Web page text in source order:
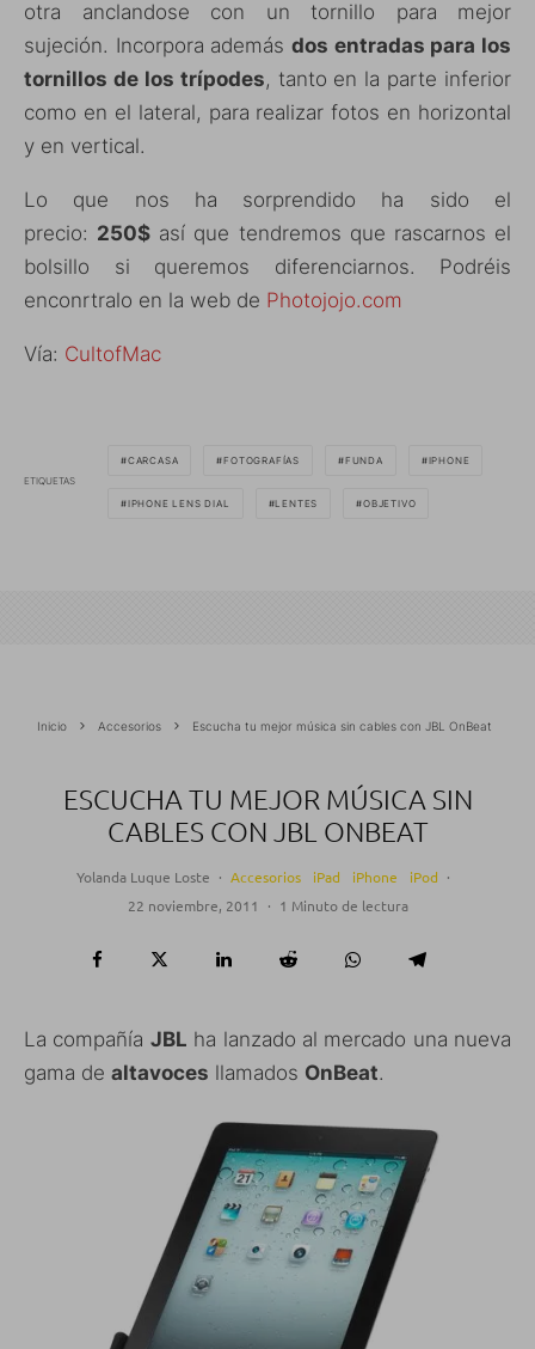
otra anclandose con un tornillo para mejor
sujeción. Incorpora además dos entradas para los
tornillos de los trípodes, tanto en la parte inferior
como en el lateral, para realizar fotos en horizontal
y en vertical.
Lo que nos ha sorprendido ha sido el
precio: 250$ así que tendremos que rascarnos el
bolsillo si queremos diferenciarnos. Podréis
enconrtralo en la web de Photojojo.com
Vía: CultofMac
ETIQUETAS
CARCASA FOTOGRAFÍAS FUNDA IPHONE
IPHONE LENS DIAL LENTES OBJETIVO
Inicio Accesorios Escucha tu mejor música sin cables con JBL OnBeat
ESCUCHA TU MEJOR MÚSICA SIN
CABLES CON JBL ONBEAT
Yolanda Luque Loste · Accesorios iPad iPhone iPod ·
22 noviembre, 2011
· 1 Minuto de lectura
La compañía JBL ha lanzado al mercado una nueva
gama de altavoces llamados OnBeat.